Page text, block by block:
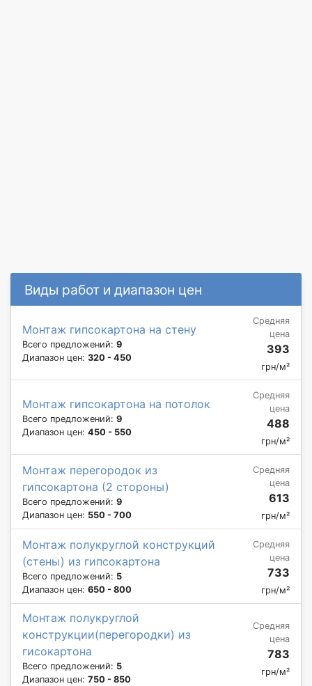
Виды работ и диапазон цен
Монтаж гипсокартона на стену
Всего предложений: 9
Диапазон цен: 320 - 450
Средняя
цена
393
грн/м²
Монтаж гипсокартона на потолок
Всего предложений: 9
Диапазон цен: 450 - 550
Средняя
цена
488
грн/м²
Монтаж перегородок из
гипсокартона (2 стороны)
Всего предложений: 9
Диапазон цен: 550 - 700
Средняя
цена
613
грн/м²
Монтаж полукруглой конструкций
(стены) из гипсокартона
Всего предложений: 5
Диапазон цен: 650 - 800
Средняя
цена
733
грн/м²
Монтаж полукруглой
конструкции(перегородки) из
гисокартона
Всего предложений: 5
Диапазон цен: 750 - 850
Средняя
цена
783
грн/м²